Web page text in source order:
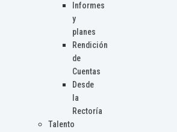
Informes
y
planes
Rendición
de
Cuentas
Desde
la
Rectoría
Talento